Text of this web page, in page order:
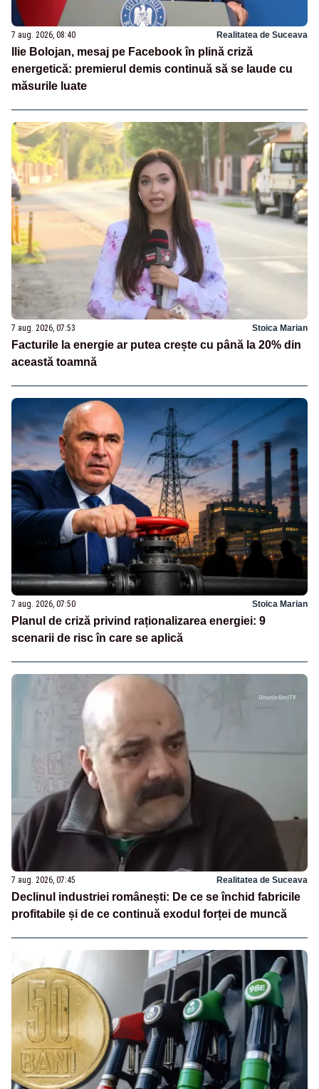
7 aug. 2026, 08:40 Realitatea de Suceava
Ilie Bolojan, mesaj pe Facebook în plină criză
energetică: premierul demis continuă să se laude cu
măsurile luate
7 aug. 2026, 07:53 Stoica Marian
Facturile la energie ar putea crește cu până la 20% din
această toamnă
7 aug. 2026, 07:50 Stoica Marian
Planul de criză privind raționalizarea energiei: 9
scenarii de risc în care se aplică
7 aug. 2026, 07:45 Realitatea de Suceava
Declinul industriei românești: De ce se închid fabricile
profitabile și de ce continuă exodul forței de muncă